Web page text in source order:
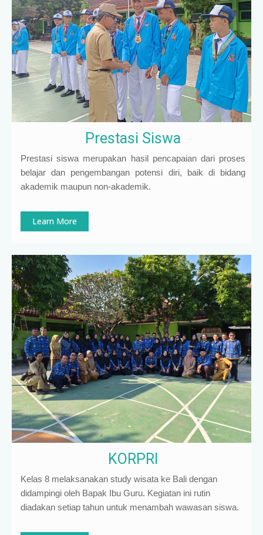
Prestasi Siswa
Prestasi siswa merupakan hasil pencapaian dari proses
belajar dan pengembangan potensi diri, baik di bidang
akademik maupun non-akademik.
Learn More
KORPRI
Kelas 8 melaksanakan study wisata ke Bali dengan
didampingi oleh Bapak Ibu Guru. Kegiatan ini rutin
diadakan setiap tahun untuk menambah wawasan siswa.